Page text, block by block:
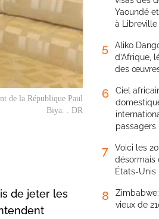
de la République Paul
Biya. . DR
de jeter les
Yaoundé
à Libreville
5
Aliko
d’Afrique,
des
6
Ciel
passagers
7
Voici les
désormais
États-Unis
8
vieux de